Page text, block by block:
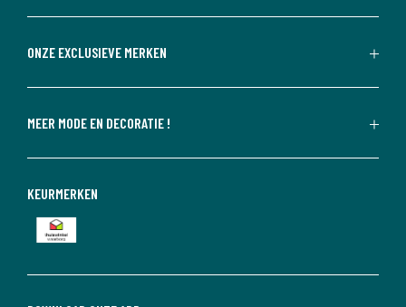
ONZE EXCLUSIEVE MERKEN
MEER MODE EN DECORATIE !
KEURMERKEN